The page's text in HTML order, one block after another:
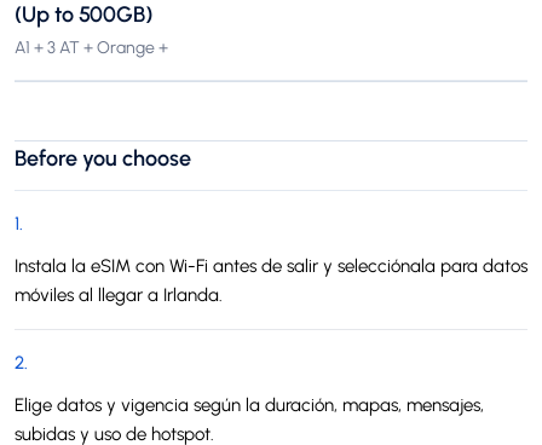
(Up to 500GB)
A1 + 3 AT + Orange +
Before you choose
1.
Instala la eSIM con Wi-Fi antes de salir y selecciónala para datos
móviles al llegar a Irlanda.
2.
Elige datos y vigencia según la duración, mapas, mensajes,
subidas y uso de hotspot.